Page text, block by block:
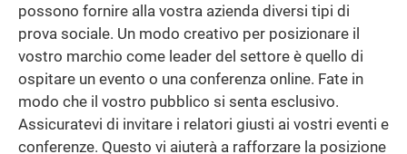
possono fornire alla vostra azienda diversi tipi di
prova sociale. Un modo creativo per posizionare il
vostro marchio come leader del settore è quello di
ospitare un evento o una conferenza online. Fate in
modo che il vostro pubblico si senta esclusivo.
Assicuratevi di invitare i relatori giusti ai vostri eventi e
conferenze. Questo vi aiuterà a rafforzare la posizione